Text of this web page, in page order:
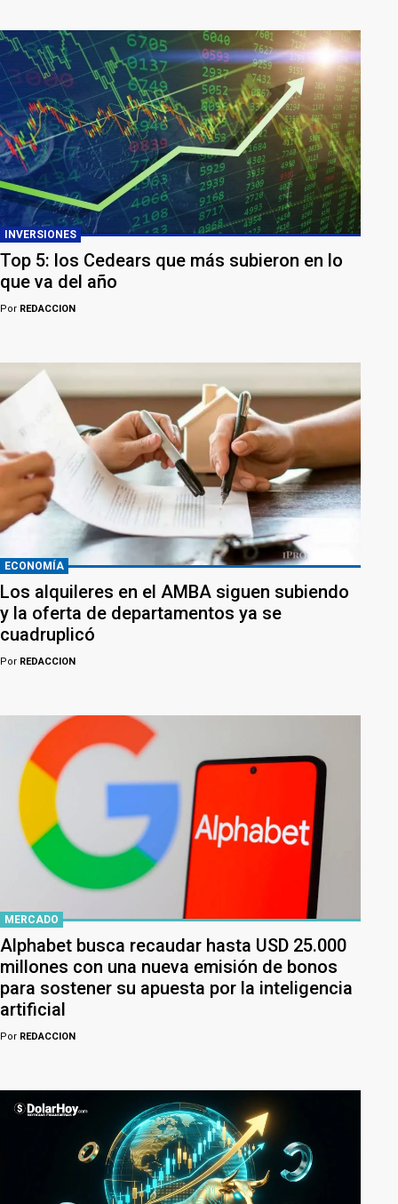
INVERSIONES
Top 5: los Cedears que más subieron en lo
que va del año
Por REDACCION
ECONOMÍA
Los alquileres en el AMBA siguen subiendo
y la oferta de departamentos ya se
cuadruplicó
Por REDACCION
MERCADO
Alphabet busca recaudar hasta USD 25.000
millones con una nueva emisión de bonos
para sostener su apuesta por la inteligencia
artificial
Por REDACCION